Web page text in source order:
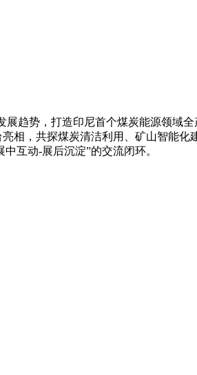
展趋势，打造印尼首个煤炭能源领
相，共探煤炭清洁利用、矿山智能
互动-展后沉淀”的交流闭环。